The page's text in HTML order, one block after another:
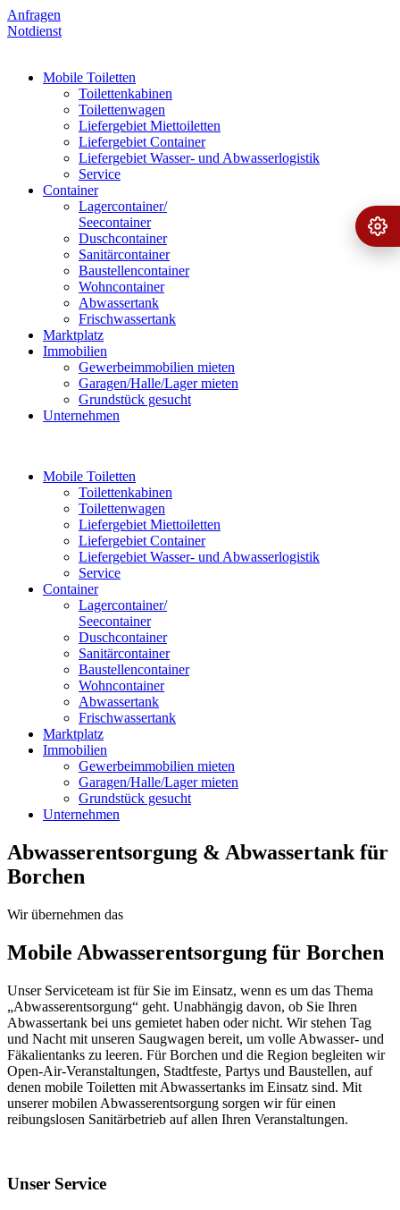
Anfragen
Notdienst
Mobile Toiletten
Toilettenkabinen
Toilettenwagen
Liefergebiet Miettoiletten
Liefergebiet Container
Liefergebiet Wasser- und Abwasserlogistik
Service
Container
Lagercontainer/
Seecontainer
Duschcontainer
Sanitärcontainer
Baustellencontainer
Wohncontainer
Abwassertank
Frischwassertank
Marktplatz
Immobilien
Gewerbeimmobilien mieten
Garagen/Halle/Lager mieten
Grundstück gesucht
Unternehmen
Mobile Toiletten
Toilettenkabinen
Toilettenwagen
Liefergebiet Miettoiletten
Liefergebiet Container
Liefergebiet Wasser- und Abwasserlogistik
Service
Container
Lagercontainer/
Seecontainer
Duschcontainer
Sanitärcontainer
Baustellencontainer
Wohncontainer
Abwassertank
Frischwassertank
Marktplatz
Immobilien
Gewerbeimmobilien mieten
Garagen/Halle/Lager mieten
Grundstück gesucht
Unternehmen
Abwasserentsorgung & Abwassertank für
Borchen
Wir übernehmen das
Mobile Abwasserentsorgung für Borchen
Unser Serviceteam ist für Sie im Einsatz, wenn es um das Thema
„Abwasserentsorgung“ geht. Unabhängig davon, ob Sie Ihren
Abwassertank bei uns gemietet haben oder nicht. Wir stehen Tag
und Nacht mit unseren Saugwagen bereit, um volle Abwasser- und
Fäkalientanks zu leeren. Für Borchen und die Region begleiten wir
Open-Air-Veranstaltungen, Stadtfeste, Partys und Baustellen, auf
denen mobile Toiletten mit Abwassertanks im Einsatz sind. Mit
unserer mobilen Abwasserentsorgung sorgen wir für einen
reibungslosen Sanitärbetrieb auf allen Ihren Veranstaltungen.
Unser Service
›